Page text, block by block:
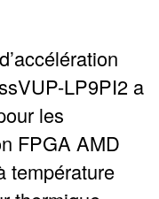
LP9PI2 a
les
FPGA AMD
température